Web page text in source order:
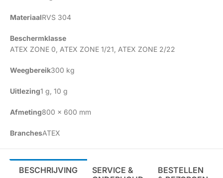
MateriaalRVS 304
Beschermklasse
ATEX ZONE 0 ATEX ZONE 1/21 ATEX ZONE 2/22
Weegbereik300 kg
Uitlezing1 g 10 g
Afmeting800 x 600 mm
BranchesATEX
BESCHRIJVING
SERVICE &
BESTELLEN